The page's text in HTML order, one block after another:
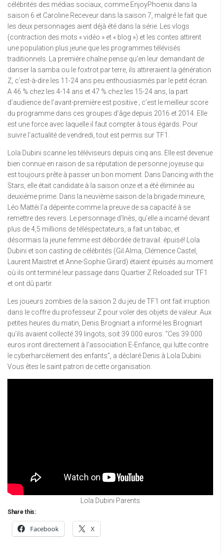
célébrités des médias sociaux, comme EnjoyPhoenix dans la
saison 6 et Caroline Receveur dans la saison 7, malgré le fait que
les deux personnages aient déjà été dans la série. Les vlogs
(contraction des mots « vidéo » et « blog ») et les contes attirent
une population plus jeune que les programmes télévisés
traditionnels. La première chaîne pense qu’en leur demandant de
danser la samba ou le foxtrot par terre, ils attireraient la génération
Z, c’est-à-dire les 11-24 ans peu enthousiasmés par le petit écran.
A 46 % chez les 4-14 ans et 47 % chez les 15-24 ans, la part
d’audience de l’avant-première est positive ; c’est le meilleur score
du programme dans ces groupes d’âge depuis 2016 et 2014. Elle
est une force avec laquelle il faut compter à tous égards. Pour
suivre l’actualité de vendredi, tout est permis sur TF1.
Lola Dubini scanne les téléviseurs depuis cinq ans. Elle est devenue
bien connue en raison de sa réputation de personne joyeuse qui
est toujours prête à passer un bon moment. Dans Dancing with the
Stars, elle était candidate à la saison onze et a été éliminée au
deuxième prime. Dans la neuvième saison de la brigade mineure,
Léo Mattéi l’a dépeinte comme la preuve de sa capacité à se
remettre des revers. Le personnage d’Inès, qu’elle a incarné devant
plus de 4,5 millions de téléspectateurs, a fait un tabac, et
désormais la jeune femme est débordée de travail. épuisé! Lola
Dubini et son casting de célébrités (Gil Alma, Clémence Castel,
Laurent Maistret et Anne-Sophie Girard) étaient épuisés au moment
où ils ont terminé leur passage dans Quartier Z Reloaded sur TF1
et ont dû partir.
Les joueurs zombies de la saison 2 du jeu de TF1 ont fait irruption
dans le coffre du professeur Z pour voler des objets de valeur. Aux
petites heures du matin, Denis Brogniart a informé les Brogniart
qu’ils avaient collecté 39 lingots, soit 39 000 euros. “Ces 39.000
euros iront directement à l’association E-Enfance, qui lutte contre
le cyberharcèlement des enfants”, a déclaré Denis à Lola Dubini.
Vous êtes le saint patron de cette organisation.
Lola Dubini Parents
Share this:
Facebook X